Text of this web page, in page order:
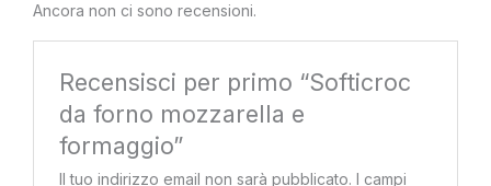
Ancora non ci sono recensioni.
Recensisci per primo “Softicroc
da forno mozzarella e
formaggio”
Il tuo indirizzo email non sarà pubblicato. I campi